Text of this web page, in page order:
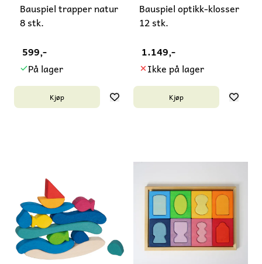
Bauspiel trapper natur
8 stk.
599,-
På lager
Kjøp
Bauspiel optikk-klosser
12 stk.
1.149,-
Ikke på lager
Kjøp